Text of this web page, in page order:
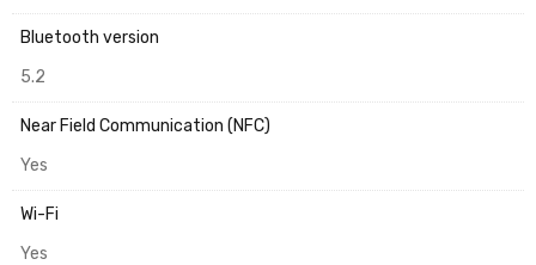
Bluetooth version
5.2
Near Field Communication (NFC)
Yes
Wi-Fi
Yes